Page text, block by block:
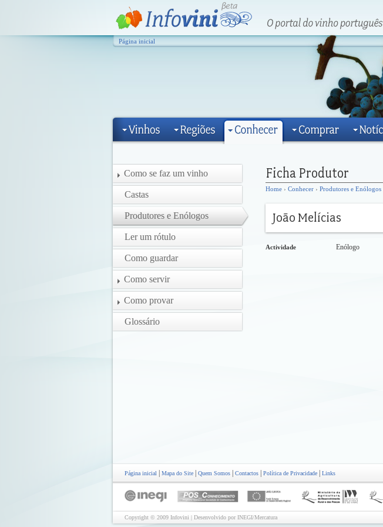
Página inicial
Como se faz um vinho
Castas
Produtores e Enólogos
Ler um rótulo
Como guardar
Como servir
Como provar
Glossário
Home › Conhecer › Produtores e Enólogos
Actividade Enólogo
Página inicial Mapa do Site Quem Somos Contactos Política de Privacidade Links
Copyright © 2009 Infovini | Desenvolvido por INEGI/Mercatura